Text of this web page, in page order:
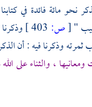
نحو مائة فائدة في
"
[ص:
وذكرنا فيه : أن
، والثناء على الله